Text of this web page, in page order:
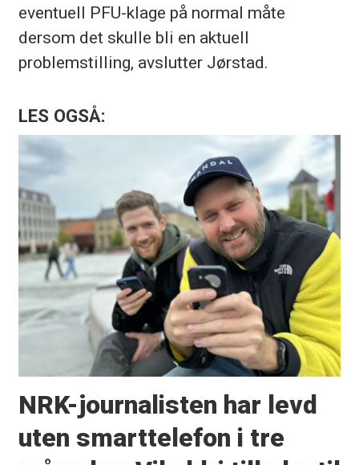
eventuell PFU-klage på normal måte
dersom det skulle bli en aktuell
problemstilling, avslutter Jørstad.
LES OGSÅ:
NRK-journalisten har levd
uten smarttelefon i tre